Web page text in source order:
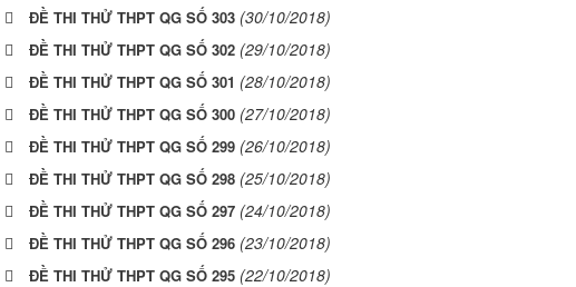
ĐỀ THI THỬ THPT QG SỐ 303 (30/10/2018)
ĐỀ THI THỬ THPT QG SỐ 302 (29/10/2018)
ĐỀ THI THỬ THPT QG SỐ 301 (28/10/2018)
ĐỀ THI THỬ THPT QG SỐ 300 (27/10/2018)
ĐỀ THI THỬ THPT QG SỐ 299 (26/10/2018)
ĐỀ THI THỬ THPT QG SỐ 298 (25/10/2018)
ĐỀ THI THỬ THPT QG SỐ 297 (24/10/2018)
ĐỀ THI THỬ THPT QG SỐ 296 (23/10/2018)
ĐỀ THI THỬ THPT QG SỐ 295 (22/10/2018)